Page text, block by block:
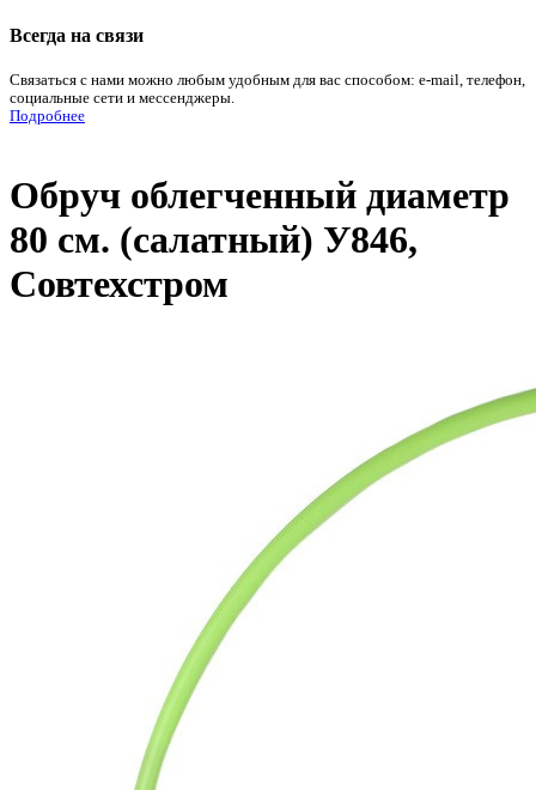
Всегда на связи
Связаться с нами можно любым удобным для вас способом: e-mail, телефон,
социальные сети и мессенджеры.
Подробнее
Обруч облегченный диаметр
80 см. (салатный) У846,
Совтехстром